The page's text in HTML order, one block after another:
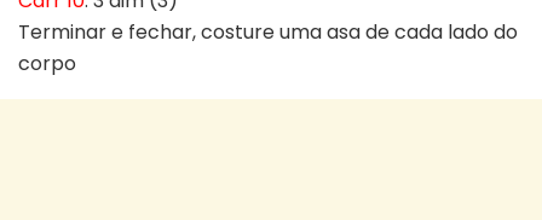
Terminar e fechar, costure uma asa de cada lado do
corpo